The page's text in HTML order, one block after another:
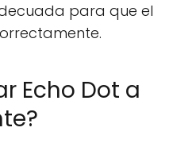
para que el
Echo Dot a